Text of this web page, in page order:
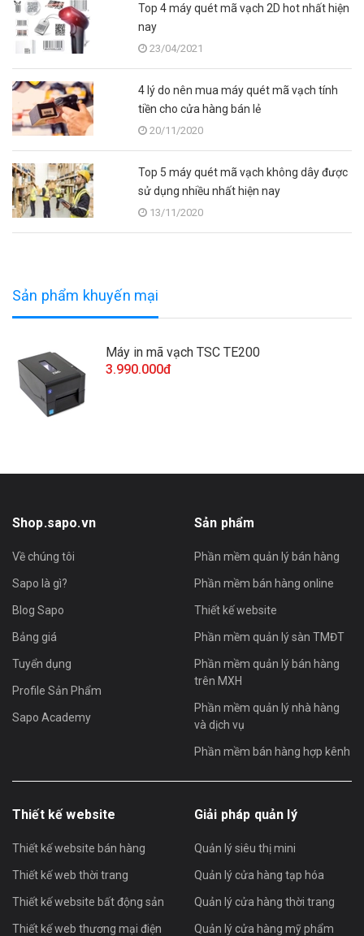
Top 4 máy quét mã vạch 2D hot nhất hiện
nay
23/04/2021
4 lý do nên mua máy quét mã vạch tính
tiền cho cửa hàng bán lẻ
20/11/2020
Top 5 máy quét mã vạch không dây được
sử dụng nhiều nhất hiện nay
13/11/2020
Sản phẩm khuyến mại
Máy in mã vạch TSC TE200
3.990.000đ
Shop.sapo.vn
Về chúng tôi
Sapo là gì?
Blog Sapo
Bảng giá
Tuyển dụng
Profile Sản Phẩm
Sapo Academy
Sản phẩm
Phần mềm quản lý bán hàng
Phần mềm bán hàng online
Thiết kế website
Phần mềm quản lý sàn TMĐT
Phần mềm quản lý bán hàng
trên MXH
Phần mềm quản lý nhà hàng
và dịch vụ
Phần mềm bán hàng hợp kênh
Thiết kế website
Thiết kế website bán hàng
Thiết kế web thời trang
Thiết kế website bất động sản
Thiết kế web thương mại điện
Giải pháp quản lý
Quản lý siêu thị mini
Quản lý cửa hàng tạp hóa
Quản lý cửa hàng thời trang
Quản lý cửa hàng mỹ phẩm